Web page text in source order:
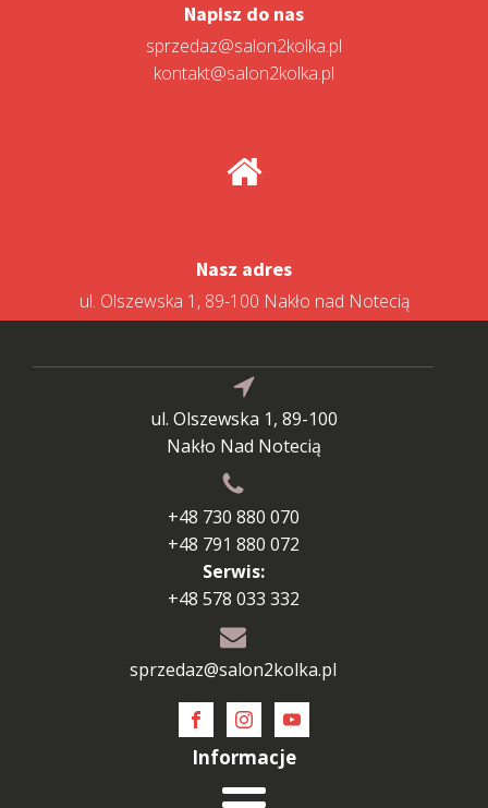
Napisz do nas
sprzedaz@salon2kolka.pl
kontakt@salon2kolka.pl
Nasz adres
ul. Olszewska 1, 89-100 Nakło nad Notecią
ul. Olszewska 1, 89-100
Nakło Nad Notecią
+48 730 880 070
+48 791 880 072
Serwis:
+48 578 033 332
sprzedaz@salon2kolka.pl
Informacje